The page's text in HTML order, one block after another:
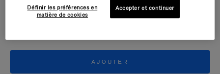
AJOUTER
Définir les préférences en
matière de cookies
Accepter et continuer